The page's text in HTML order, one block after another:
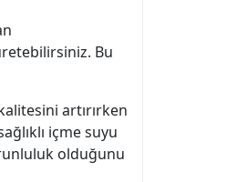
Bu
artırırken
içme suyu
olduğunu